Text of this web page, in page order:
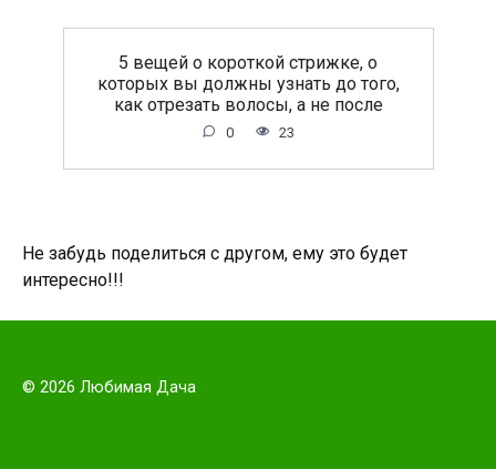
5 вещей о короткой стрижке, о
которых вы должны узнать до того,
как отрезать волосы, а не после
0 23
Не забудь поделиться с другом, ему это будет
интересно!!!
© 2026 Любимая Дача